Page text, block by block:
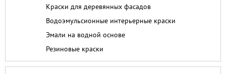
Краски для деревянных фасадов
Водоэмульсионные интерьерные краски
Эмали на водной основе
Резиновые краски